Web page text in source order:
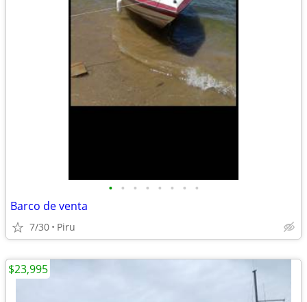
• • • • • • • •
Barco de venta
7/30 Piru
$23,995